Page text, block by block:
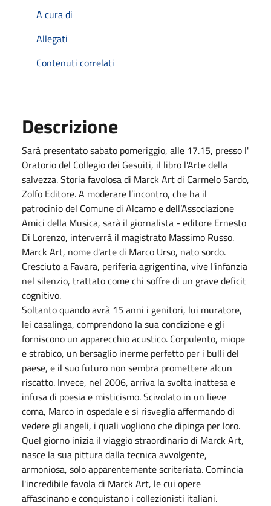
A cura di
Allegati
Contenuti correlati
Descrizione
Sarà presentato sabato pomeriggio, alle 17.15, presso l'
Oratorio del Collegio dei Gesuiti, il libro l'Arte della
salvezza. Storia favolosa di Marck Art di Carmelo Sardo,
Zolfo Editore. A moderare l’incontro, che ha il
patrocinio del Comune di Alcamo e dell’Associazione
Amici della Musica, sarà il giornalista - editore Ernesto
Di Lorenzo, interverrà il magistrato Massimo Russo.
Marck Art, nome d'arte di Marco Urso, nato sordo.
Cresciuto a Favara, periferia agrigentina, vive l'infanzia
nel silenzio, trattato come chi soffre di un grave deficit
cognitivo.
Soltanto quando avrà 15 anni i genitori, lui muratore,
lei casalinga, comprendono la sua condizione e gli
forniscono un apparecchio acustico. Corpulento, miope
e strabico, un bersaglio inerme perfetto per i bulli del
paese, e il suo futuro non sembra promettere alcun
riscatto. Invece, nel 2006, arriva la svolta inattesa e
infusa di poesia e misticismo. Scivolato in un lieve
coma, Marco in ospedale e si risveglia affermando di
vedere gli angeli, i quali vogliono che dipinga per loro.
Quel giorno inizia il viaggio straordinario di Marck Art,
nasce la sua pittura dalla tecnica avvolgente,
armoniosa, solo apparentemente scriteriata. Comincia
l'incredibile favola di Marck Art, le cui opere
affascinano e conquistano i collezionisti italiani.